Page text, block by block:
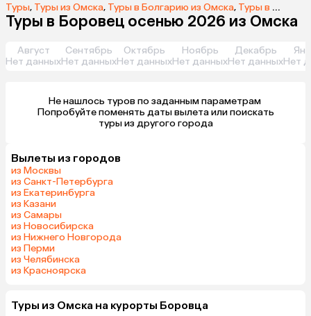
Туры, Туры из Омска, Туры в Болгарию из Омска, Туры в Боровец из Омска
Туры в Боровец осенью 2026 из Омска
Август
Нет данных
Сентябрь
Нет данных
Октябрь
Нет данных
Ноябрь
Нет данных
Декабрь
Нет данныхНет
Не нашлось туров по заданным параметрам
туры из другого города
Вылеты из городов
из Москвы
из Санкт-Петербурга
из Екатеринбурга
из Казани
из Самары
из Новосибирска
из Нижнего Новгорода
из Перми
из Челябинска
из Красноярска
Туры из Омска на курорты Боровца